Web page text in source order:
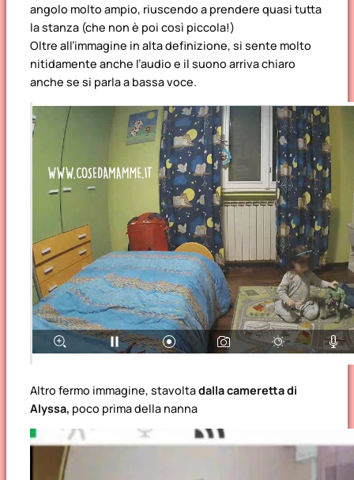
angolo molto ampio, riuscendo a prendere quasi tutta
la stanza (che non è poi così piccola!)
Oltre all’immagine in alta definizione, si sente molto
nitidamente anche l’audio e il suono arriva chiaro
anche se si parla a bassa voce.
Altro fermo immagine, stavoltadalla cameretta di
Alyssa, poco prima della nanna